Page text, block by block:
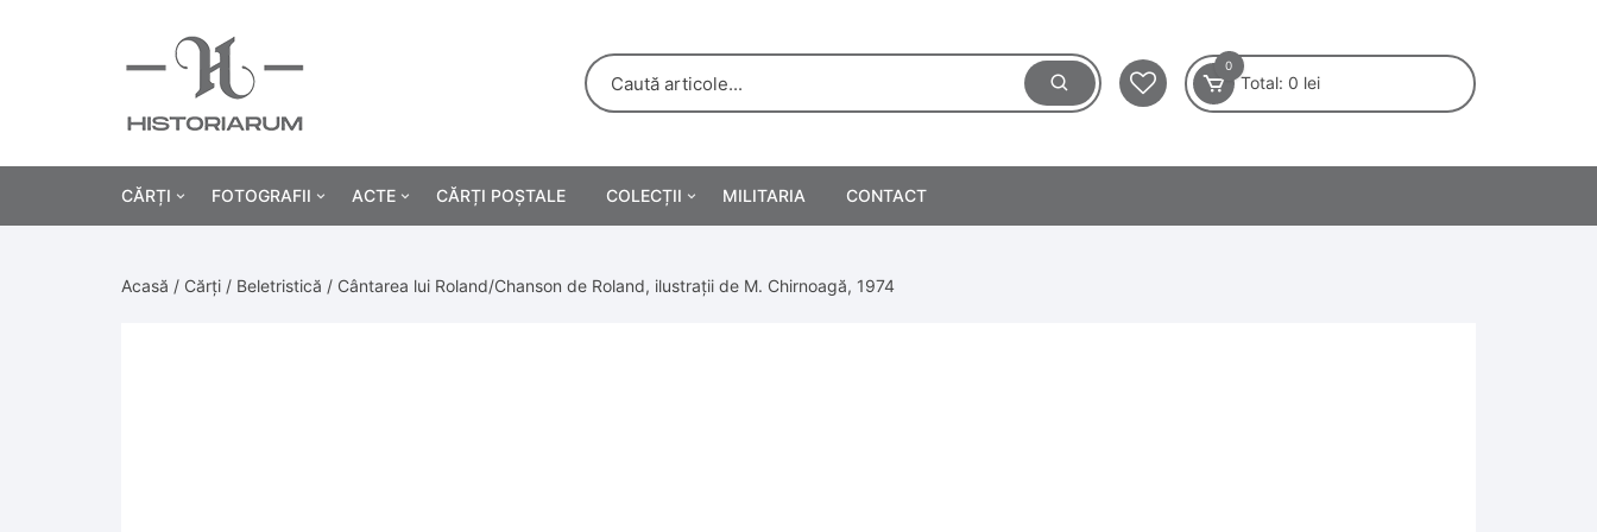
0
Total: 0 lei
CĂRȚI FOTOGRAFII ACTE CĂRȚI POȘTALE COLECȚII MILITARIA CONTACT
Acasă / Cărți / Beletristică / Cântarea lui Roland/Chanson de Roland, ilustrații de M. Chirnoagă, 1974